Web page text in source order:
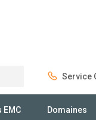
Service
EMC Domaines